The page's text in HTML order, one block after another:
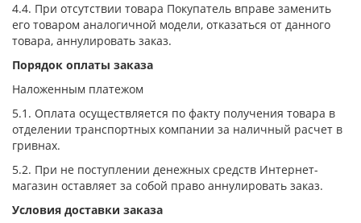
4.4. При отсутствии товара Покупатель вправе заменить
его товаром аналогичной модели, отказаться от данного
товара, аннулировать заказ.
Порядок оплаты заказа
Наложенным платежом
5.1. Оплата осуществляется по факту получения товара в
отделении транспортных компании за наличный расчет в
гривнах.
5.2. При не поступлении денежных средств Интернет-
магазин оставляет за собой право аннулировать заказ.
Условия доставки заказа